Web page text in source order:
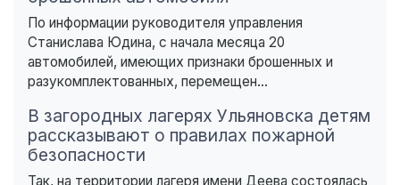
По информации руководителя управления
Станислава Юдина, с начала месяца 20
автомобилей, имеющих признаки брошенных и
разукомплектованных, перемещен...
В загородных лагерях Ульяновска детям
рассказывают о правилах пожарной
безопасности
Так, на территории лагеря имени Деева состоялась